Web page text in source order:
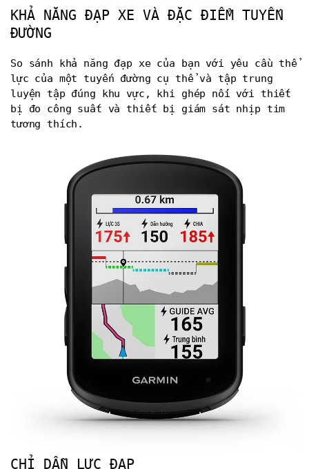
KHẢ NĂNG ĐẠP XE VÀ ĐẶC ĐIỂM TUYẾN
ĐƯỜNG
So sánh khả năng đạp xe của bạn với yêu cầu thể
lực của một tuyến đường cụ thể và tập trung
luyện tập đúng khu vực, khi ghép nối với thiết
bị đo công suất và thiết bị giám sát nhịp tim
tương thích.
CHỈ DẪN LỰC ĐẠP